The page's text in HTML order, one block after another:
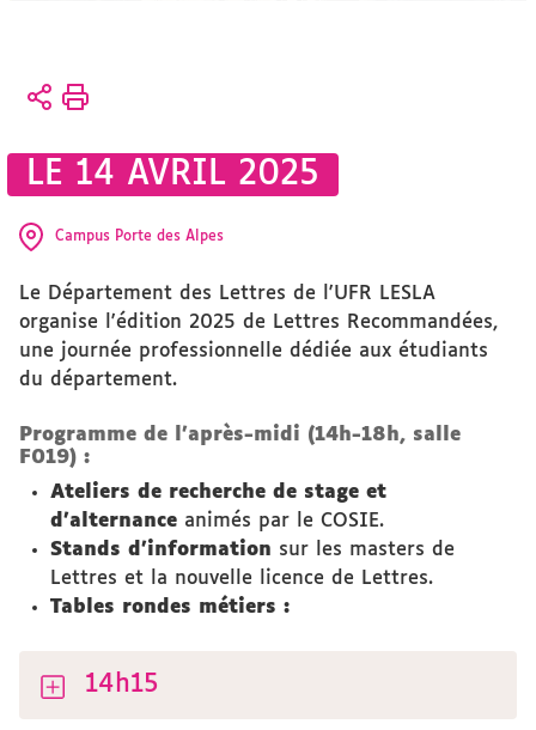
Vous
Accueil
Actualités
LE 14 AVRIL 2025
Campus Porte des Alpes
Le Département des Lettres de l'UFR LESLA
organise l'édition 2025 de Lettres Recommandées,
une journée professionnelle dédiée aux étudiants
du département.
Programme de l'après-midi (14h-18h, salle
F019) :
Ateliers de recherche de stage et
d'alternanceanimés par le COSIE.
Stands d'information sur les masters de
Lettres et la nouvelle licence de Lettres.
Tables rondes métiers :
14h15